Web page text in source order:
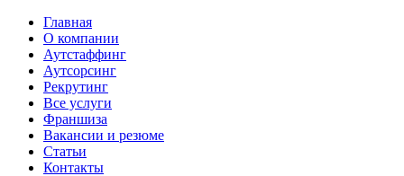
Главная
О компании
Аутстаффинг
Аутсорсинг
Рекрутинг
Все услуги
Франшиза
Вакансии и резюме
Статьи
Контакты